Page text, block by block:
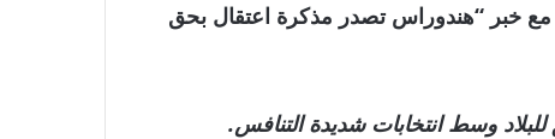
. نترككم مع خبر “هندوراس تصدر مذكرة اعتقال بحق
وسط انتخابات شديدة التنافس.